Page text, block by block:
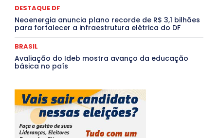
DESTAQUE DF
Neoenergia anuncia plano recorde de R$ 3,1 bilhões
para fortalecer a infraestrutura elétrica do DF
BRASIL
Avaliação do Ideb mostra avanço da educação
básica no país